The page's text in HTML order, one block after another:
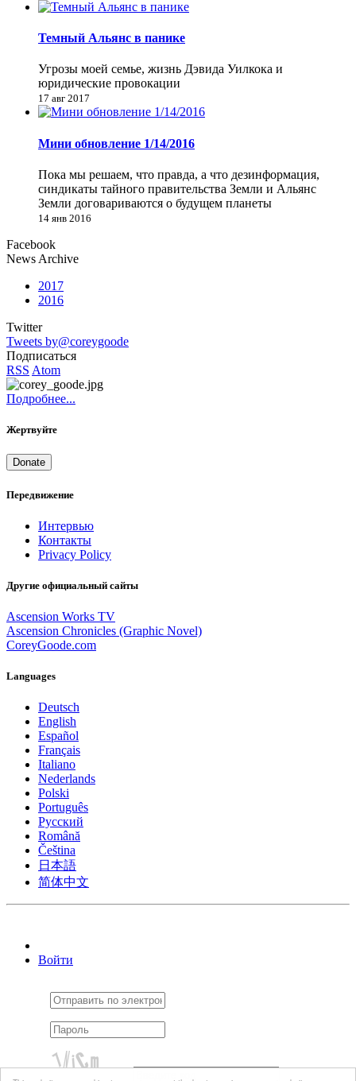
Темный Альянс в панике
Угрозы моей семье, жизнь Дэвида Уилкока и
юридические провокации
17 авг 2017
Мини обновление 1/14/2016
Пока мы решаем, что правда, а что дезинформация,
синдикаты тайного правительства Земли и Альянс
Земли договариваются о будущем планеты
14 янв 2016
Facebook
News Archive
2017
2016
Twitter
Tweets by@coreygoode
Подписаться
RSS Atom
Подробнее...
Жертвуйте
Donate
Передвижение
Интервью
Контакты
Privacy Policy
Другие официальный сайты
Ascension Works TV
Ascension Chronicles (Graphic Novel)
CoreyGoode.com
Languages
Deutsch
English
Español
Français
Italiano
Nederlands
Polski
Português
Pусский
Română
Čeština
日本語
简体中文
Войти